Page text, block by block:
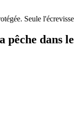
Seule
pêche dans